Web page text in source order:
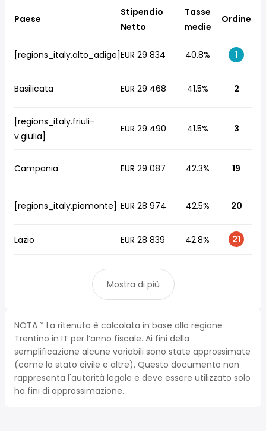
Paese
Stipendio
Netto
Tasse
medie
Ordine
[regions_italy.alto_adige]EUR 29 834 40.8% 1
Basilicata EUR 29 468 41.5% 2
[regions_italy.friuli-
v.giulia]
EUR 29 490 41.5% 3
Campania EUR 29 087 42.3% 19
[regions_italy.piemonte] EUR 28 974 42.5% 20
Lazio EUR 28 839 42.8% 21
Mostra di più
NOTA * La ritenuta è calcolata in base alla regione
Trentino in IT per l’anno fiscale. Ai fini della
semplificazione alcune variabili sono state approssimate
(come lo stato civile e altre). Questo documento non
rappresenta l'autorità legale e deve essere utilizzato solo
ha fini di approssimazione.